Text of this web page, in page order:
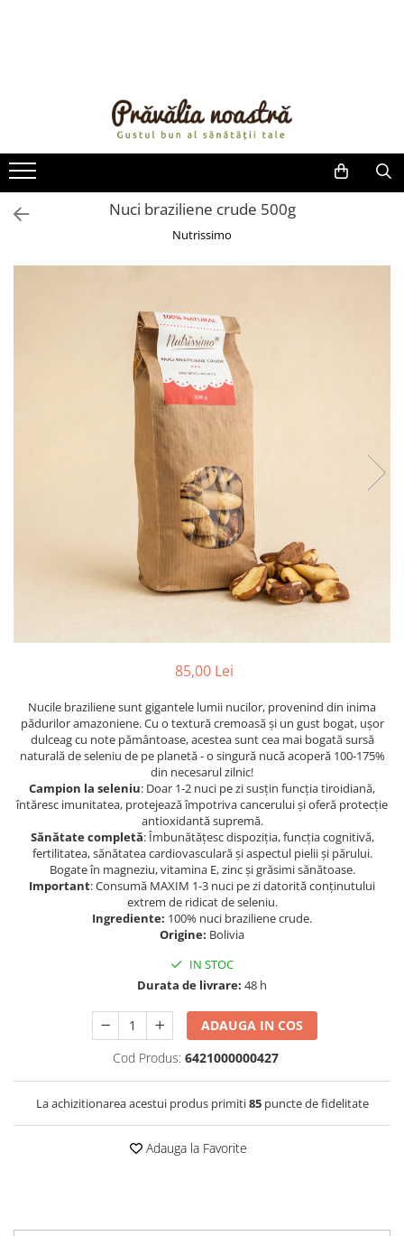
ULEIURI ȘI UNTURI
MĂSLINE
NUCI ȘI SEMINȚE
FRUCTE DESHIDRATATE
FRUCTE LA CONSERVĂ
FĂINĂ FĂRĂ GLUTEN
BĂUTURI / LAPTE VEGETAL
CREME ȘI PASTE TARTINABILE
CIOCOLATĂ ȘI CACAO
REMEDII NATURISTE
TOATE PRODUSELE
Nuci braziliene crude 500g
Nutrissimo
85,00 Lei
Nucile braziliene sunt gigantele lumii nucilor, provenind din inima
pădurilor amazoniene. Cu o textură cremoasă și un gust bogat, ușor
dulceag cu note pământoase, acestea sunt cea mai bogată sursă
naturală de seleniu de pe planetă - o singură nucă acoperă 100-175%
din necesarul zilnic!
Campion la seleniu: Doar 1-2 nuci pe zi susțin funcția tiroidiană,
întăresc imunitatea, protejează împotriva cancerului și oferă protecție
antioxidantă supremă.
Sănătate completă: Îmbunătățesc dispoziția, funcția cognitivă,
fertilitatea, sănătatea cardiovasculară și aspectul pielii și părului.
Bogate în magneziu, vitamina E, zinc și grăsimi sănătoase.
Important: Consumă MAXIM 1-3 nuci pe zi datorită conținutului
extrem de ridicat de seleniu.
Ingrediente: 100% nuci braziliene crude.
Origine: Bolivia
IN STOC
Durata de livrare: 48 h
ADAUGA IN COS
Cod Produs: 6421000000427
La achizitionarea acestui produs primiti85puncte de fidelitate
Adauga la Favorite